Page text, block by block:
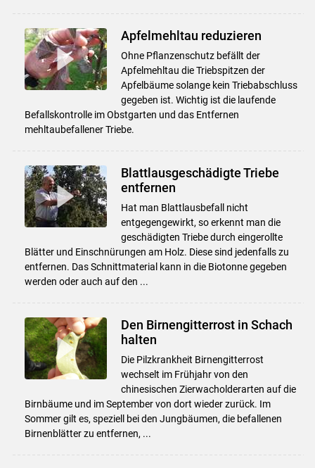
Apfelmehltau reduzieren
Ohne Pflanzenschutz befällt der
Apfelmehltau die Triebspitzen der
Apfelbäume solange kein Triebabschluss
gegeben ist. Wichtig ist die laufende
Befallskontrolle im Obstgarten und das Entfernen
mehltaubefallener Triebe.
Blattlausgeschädigte Triebe
entfernen
Hat man Blattlausbefall nicht
entgegengewirkt, so erkennt man die
geschädigten Triebe durch eingerollte
Blätter und Einschnürungen am Holz. Diese sind jedenfalls zu
entfernen. Das Schnittmaterial kann in die Biotonne gegeben
werden oder auch auf den ...
Den Birnengitterrost in Schach
halten
Die Pilzkrankheit Birnengitterrost
wechselt im Frühjahr von den
chinesischen Zierwacholderarten auf die
Birnbäume und im September von dort wieder zurück. Im
Sommer gilt es, speziell bei den Jungbäumen, die befallenen
Birnenblätter zu entfernen, ...